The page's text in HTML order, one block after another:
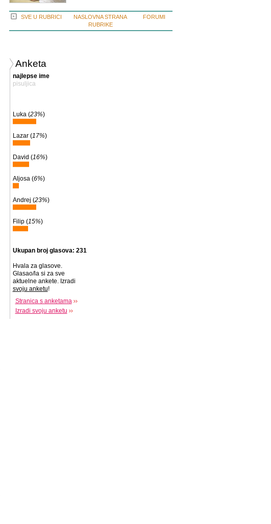
SVE U RUBRICI
NASLOVNA STRANA
RUBRIKE
FORUMI
Anketa
najlepse ime
pisuljica
Luka (23%)
Lazar (17%)
David (16%)
Aljosa (6%)
Andrej (23%)
Filip (15%)
Ukupan broj glasova: 231
Hvala za glasove.
Glasao/la si za sve
aktuelne ankete. Izradi
svoju anketu!
Stranica s anketama
Izradi svoju anketu